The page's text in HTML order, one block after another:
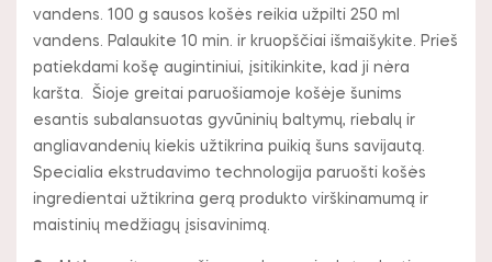
vandens. 100 g sausos košės reikia užpilti 250 ml
vandens. Palaukite 10 min. ir kruopščiai išmaišykite. Prieš
patiekdami košę augintiniui, įsitikinkite, kad ji nėra
karšta. Šioje greitai paruošiamoje košėje šunims
esantis subalansuotas gyvūninių baltymų, riebalų ir
angliavandenių kiekis užtikrina puikią šuns savijautą.
Specialia ekstrudavimo technologija paruošti košės
ingredientai užtikrina gerą produkto virškinamumą ir
maistinių medžiagų įsisavinimą.